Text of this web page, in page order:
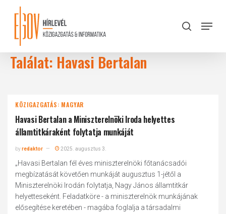
content
search
Menu
Találat: Havasi Bertalan
KÖZIGAZGATÁS: MAGYAR
Havasi Bertalan a Miniszterelnöki Iroda helyettes
államtitkáraként folytatja munkáját
byredaktor 2025. augusztus 3.
„Havasi Bertalan fél éves miniszterelnöki főtanácsadói
megbízatását követően munkáját augusztus 1-jétől a
Miniszterelnöki Irodán folytatja, Nagy János államtitkár
helyetteseként. Feladatköre - a miniszterelnök munkájának
elősegítése keretében - magába foglalja a társadalmi
Close